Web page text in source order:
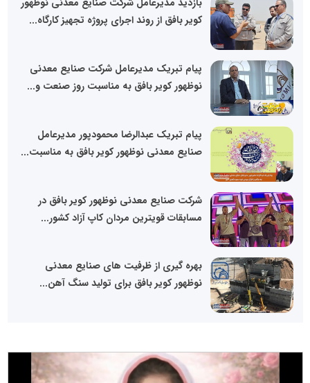
کویر بافق از روند اجرای پروژه تجهیز کارگاه...
پیام تبریک مدیرعامل شرکت صنایع معدنی
نوظهور کویر بافق به مناسبت روز صنعت و...
پیام تبریک عبدالرضا محمودپور مدیرعامل
صنایع معدنی نوظهور کویر بافق به مناسبت...
شرکت صنایع معدنی نوظهور کویر بافق در
مسابقات قویترین مردان کاپ آزاد کشور...
بهره گیری از ظرفیت های صنایع معدنی
نوظهور کویر بافق برای تولید سنگ آهن...